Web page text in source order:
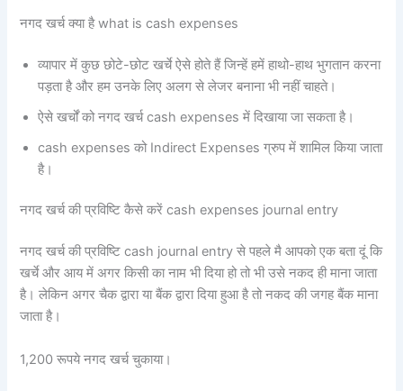
नगद खर्च क्या है what is cash expenses
व्यापार में कुछ छोटे-छोट खर्चे ऐसे होते हैं जिन्हें हमें हाथो-हाथ भुगतान करना
पड़ता है और हम उनके लिए अलग से लेजर बनाना भी नहीं चाहते।
ऐसे खर्चों को नगद खर्च cash expenses में दिखाया जा सकता है।
cash expenses को Indirect Expenses ग्रुप में शामिल किया जाता
है।
नगद खर्च की प्रविष्टि कैसे करें cash expenses journal entry
नगद खर्च की प्रविष्टि cash journal entry से पहले मै आपको एक बता दूं कि
खर्चे और आय में अगर किसी का नाम भी दिया हो तो भी उसे नकद ही माना जाता
है। लेकिन अगर चैक द्वारा या बैंक द्वारा दिया हुआ है तो नकद की जगह बैंक माना
जाता है।
1,200 रूपये नगद खर्च चुकाया।